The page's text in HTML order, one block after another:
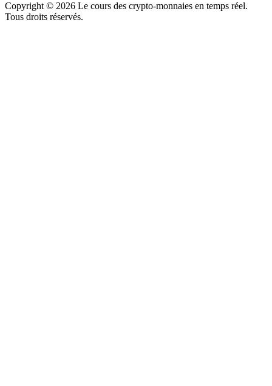
Copyright © 2026 Le cours des crypto-monnaies en temps réel.
Tous droits réservés.